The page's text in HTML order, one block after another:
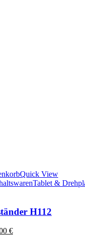
Quick View
Tablet &
H112
€Aktueller